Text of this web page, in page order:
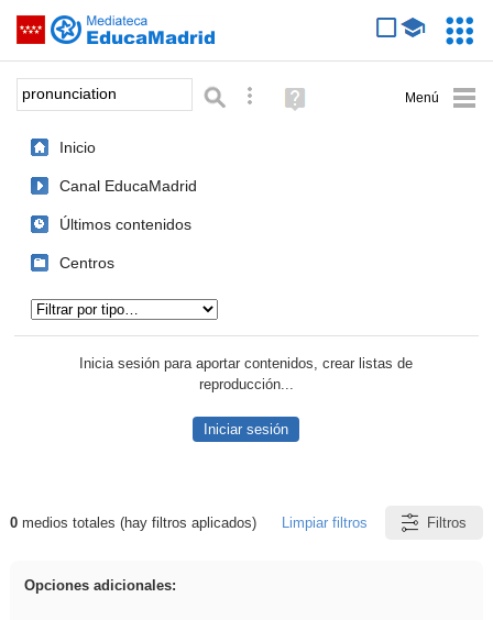
Saltar navegación
Palabra o frase: Búsqueda avanzada
Ayuda
(en
Inicio
Canal EducaMadrid
Últimos contenidos
Centros
Inicia sesión para aportar contenidos, crear listas de
reproducción...
Iniciar sesión
Resultados de: pronunciation
0medios totales (hay filtros aplicados) Limpiar filtros Filtros
Opciones adicionales: